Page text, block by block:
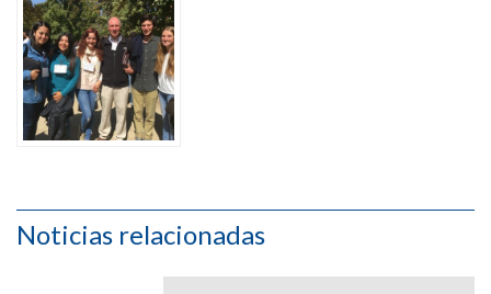
Noticias relacionadas